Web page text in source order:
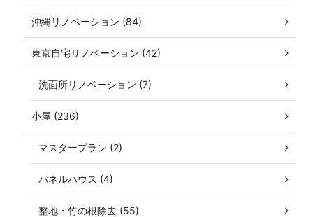
沖縄リノベーション (84)
東京自宅リノベーション (42)
洗面所リノベーション (7)
小屋 (236)
マスタープラン (2)
パネルハウス (4)
整地・竹の根除去 (55)